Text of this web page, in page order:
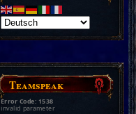
Teamspeak
Error Code: 1538
invalid parameter